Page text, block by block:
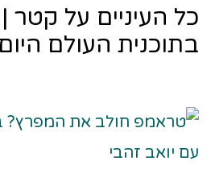
כל העיניים על קטר
בתוכנית העולם היום